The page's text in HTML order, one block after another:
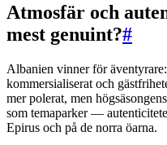
Atmosfär och
mest genuint?#
Albanien vinner för
kommersialiserat och
mer polerat, men
som temaparker —
Epirus och på de norra öarna.